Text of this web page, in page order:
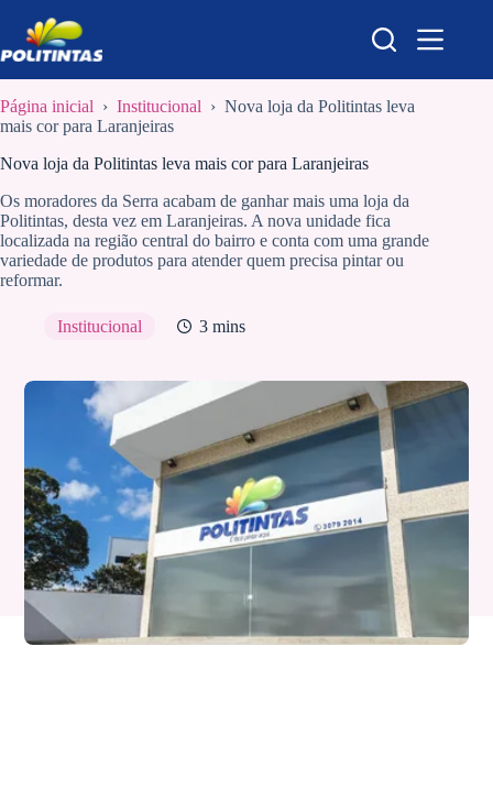
para
o
conteúdo
Página inicial › Institucional › Nova loja da Politintas leva
mais cor para Laranjeiras
Nova loja da Politintas leva mais cor para Laranjeiras
Os moradores da Serra acabam de ganhar mais uma loja da
Politintas, desta vez em Laranjeiras. A nova unidade fica
localizada na região central do bairro e conta com uma grande
variedade de produtos para atender quem precisa pintar ou
reformar.
Institucional 3 mins